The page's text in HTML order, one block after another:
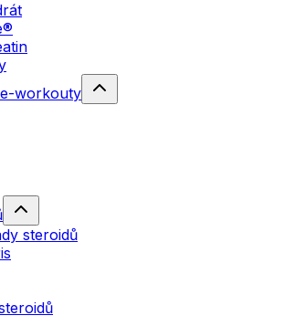
workouty
steroidů